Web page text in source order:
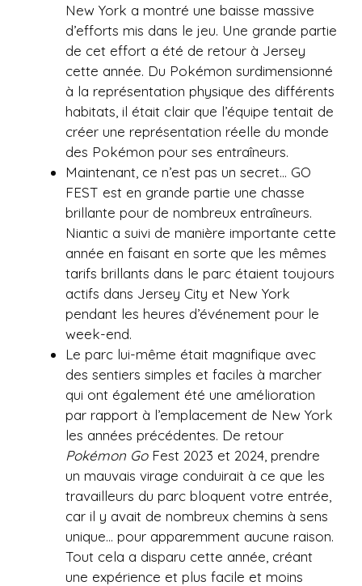
New York a montré une baisse massive
d’efforts mis dans le jeu. Une grande partie
de cet effort a été de retour à Jersey
cette année. Du Pokémon surdimensionné
à la représentation physique des différents
habitats, il était clair que l’équipe tentait de
créer une représentation réelle du monde
des Pokémon pour ses entraîneurs.
Maintenant, ce n’est pas un secret… GO
FEST est en grande partie une chasse
brillante pour de nombreux entraîneurs.
Niantic a suivi de manière importante cette
année en faisant en sorte que les mêmes
tarifs brillants dans le parc étaient toujours
actifs dans Jersey City et New York
pendant les heures d’événement pour le
week-end.
Le parc lui-même était magnifique avec
des sentiers simples et faciles à marcher
qui ont également été une amélioration
par rapport à l’emplacement de New York
les années précédentes. De retour
Pokémon GoFest 2023 et 2024, prendre
un mauvais virage conduirait à ce que les
travailleurs du parc bloquent votre entrée,
car il y avait de nombreux chemins à sens
unique… pour apparemment aucune raison.
Tout cela a disparu cette année, créant
une expérience et plus facile et moins